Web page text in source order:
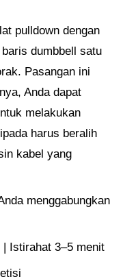
pulldown dengan
dumbbell satu
Pasangan ini
Anda dapat
melakukan
harus beralih
kabel yang
menggabungkan
Istirahat 3–5 menit